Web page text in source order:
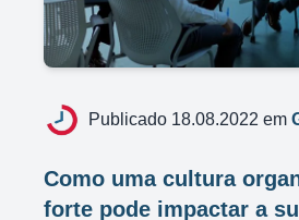
Publicado 18.08.2022 em
Como uma cultura
forte pode impactar a